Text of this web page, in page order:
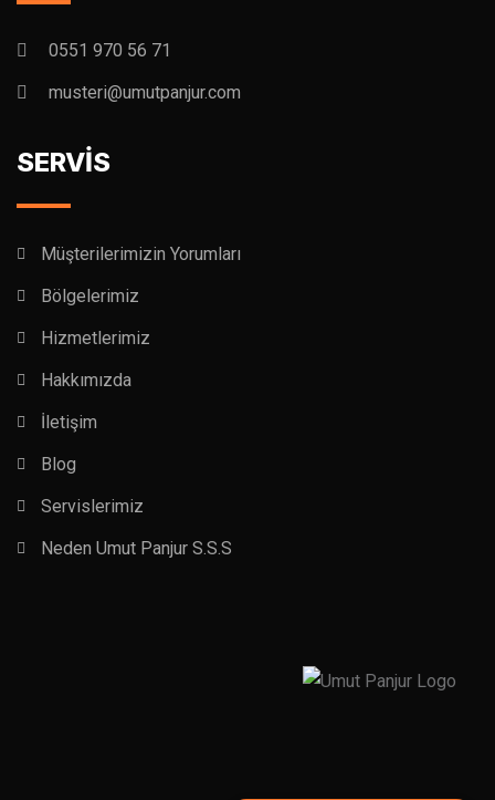
0551 970 56 71
musteri@umutpanjur.com
SERVİS
Müşterilerimizin Yorumları
Bölgelerimiz
Hizmetlerimiz
Hakkımızda
İletişim
Blog
Servislerimiz
Neden Umut Panjur S.S.S